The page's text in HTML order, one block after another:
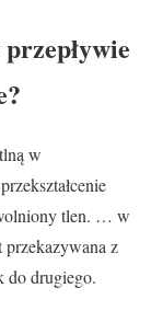
w
tlen. … w
z
do drugiego.